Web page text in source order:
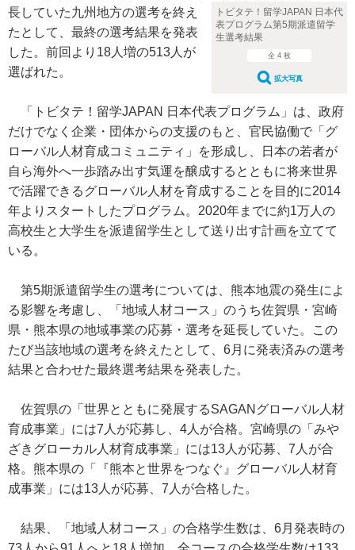
トビタテ！留学JAPAN 日本代
表プログラム第5期派遣留学
生選考結果
全 4 枚
拡大写真
長していた九州地方の選考を終え
たとして、最終の選考結果を発表
した。前回より18人増の513人が
選ばれた。
「トビタテ！留学JAPAN 日本代表プログラム」は、政府
だけでなく企業・団体からの支援のもと、官民協働で「グ
ローバル人材育成コミュニティ」を形成し、日本の若者が
自ら海外へ一歩踏み出す気運を醸成するとともに将来世界
で活躍できるグローバル人材を育成することを目的に2014
年よりスタートしたプログラム。2020年までに約1万人の
高校生と大学生を派遣留学生として送り出す計画を立てて
いる。
第5期派遣留学生の選考については、熊本地震の発生によ
る影響を考慮し、「地域人材コース」のうち佐賀県・宮崎
県・熊本県の地域事業の応募・選考を延長していた。この
たび当該地域の選考を終えたとして、6月に発表済みの選考
結果と合わせた最終選考結果を発表した。
佐賀県の「世界とともに発展するSAGANグローバル人材
育成事業」には7人が応募し、4人が合格。宮崎県の「みや
ざきグローカル人材育成事業」には13人が応募、7人が合
格。熊本県の「『熊本と世界をつなぐ』グローバル人材育
成事業」には13人が応募、7人が合格した。
結果、「地域人材コース」の合格学生数は、6月発表時の